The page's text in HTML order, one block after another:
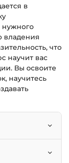
в
нужного
владения
что
научит вас
Вы освоите
научитесь